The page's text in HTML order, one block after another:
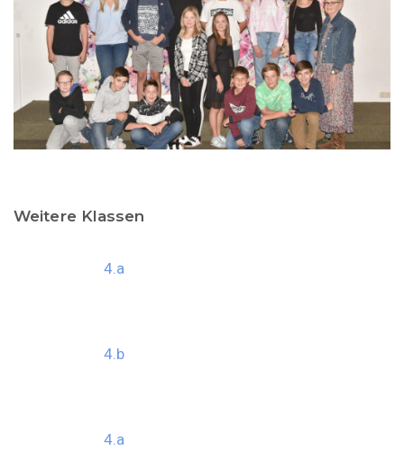
Weitere Klassen
4.a
4.b
4.a